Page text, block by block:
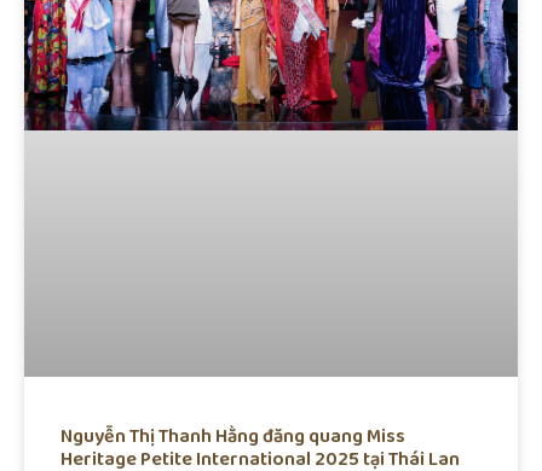
Nguyễn Thị Thanh Hằng đăng quang Miss
Heritage Petite International 2025 tại Thái Lan